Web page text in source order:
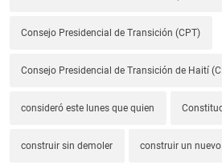
Consejo Presidencial de Transición (CPT)
Consejo Presidencial de Transición de Haití
consideró este lunes que quien
construir sin demoler construir un